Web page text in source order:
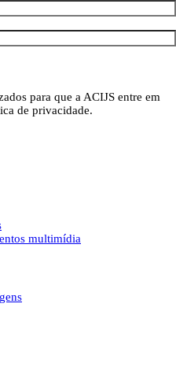
para que a ACIJS entre em
de privacidade.
multimídia